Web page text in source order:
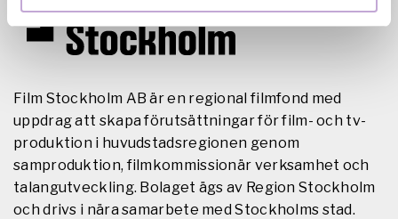
Film Stockholm AB är en regional filmfond med
uppdrag att skapa förutsättningar för film- och tv-
produktion i huvudstadsregionen genom
samproduktion, filmkommissionär verksamhet och
talangutveckling. Bolaget ägs av Region Stockholm
och drivs i nära samarbete med Stockholms stad.